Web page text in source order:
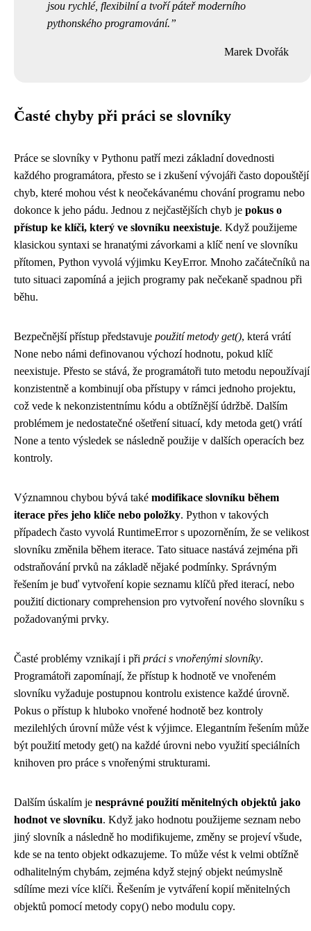
jsou rychlé, flexibilní a tvoří páteř moderního
pythonského programování.
Marek Dvořák
Časté chyby při práci se slovníky
Práce se slovníky v Pythonu patří mezi základní dovednosti
každého programátora, přesto se i zkušení vývojáři často dopouštějí
chyb, které mohou vést k neočekávanému chování programu nebo
dokonce k jeho pádu. Jednou z nejčastějších chyb je pokus o
přístup ke klíči, který ve slovníku neexistuje. Když použijeme
klasickou syntaxi se hranatými závorkami a klíč není ve slovníku
přítomen, Python vyvolá výjimku KeyError. Mnoho začátečníků na
tuto situaci zapomíná a jejich programy pak nečekaně spadnou při
běhu.
Bezpečnější přístup představuje použití metody get(), která vrátí
None nebo námi definovanou výchozí hodnotu, pokud klíč
neexistuje. Přesto se stává, že programátoři tuto metodu nepoužívají
konzistentně a kombinují oba přístupy v rámci jednoho projektu,
což vede k nekonzistentnímu kódu a obtížnější údržbě. Dalším
problémem je nedostatečné ošetření situací, kdy metoda get() vrátí
None a tento výsledek se následně použije v dalších operacích bez
kontroly.
Významnou chybou bývá také modifikace slovníku během
iterace přes jeho klíče nebo položky. Python v takových
případech často vyvolá RuntimeError s upozorněním, že se velikost
slovníku změnila během iterace. Tato situace nastává zejména při
odstraňování prvků na základě nějaké podmínky. Správným
řešením je buď vytvoření kopie seznamu klíčů před iterací, nebo
použití dictionary comprehension pro vytvoření nového slovníku s
požadovanými prvky.
Časté problémy vznikají i při práci s vnořenými slovníky.
Programátoři zapomínají, že přístup k hodnotě ve vnořeném
slovníku vyžaduje postupnou kontrolu existence každé úrovně.
Pokus o přístup k hluboko vnořené hodnotě bez kontroly
mezilehlých úrovní může vést k výjimce. Elegantním řešením může
být použití metody get() na každé úrovni nebo využití speciálních
knihoven pro práce s vnořenými strukturami.
Dalším úskalím je nesprávné použití měnitelných objektů jako
hodnot ve slovníku. Když jako hodnotu použijeme seznam nebo
jiný slovník a následně ho modifikujeme, změny se projeví všude,
kde se na tento objekt odkazujeme. To může vést k velmi obtížně
odhalitelným chybám, zejména když stejný objekt neúmyslně
sdílíme mezi více klíči. Řešením je vytváření kopií měnitelných
objektů pomocí metody copy() nebo modulu copy.